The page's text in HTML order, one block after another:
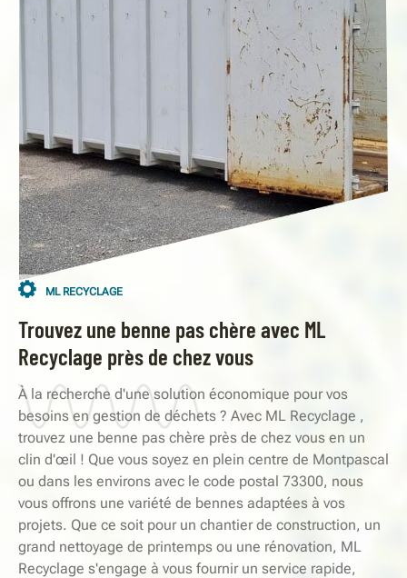
ML RECYCLAGE
Trouvez une benne pas chère avec ML
Recyclage près de chez vous
À la recherche d'une solution économique pour vos
besoins en gestion de déchets ? Avec ML Recyclage ,
trouvez une benne pas chère près de chez vous en un
clin d'œil ! Que vous soyez en plein centre de Montpascal
ou dans les environs avec le code postal 73300, nous
vous offrons une variété de bennes adaptées à vos
projets. Que ce soit pour un chantier de construction, un
grand nettoyage de printemps ou une rénovation, ML
Recyclage s'engage à vous fournir un service rapide,